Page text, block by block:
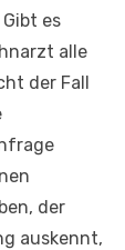
es
alle
der Fall
der
auskennt,